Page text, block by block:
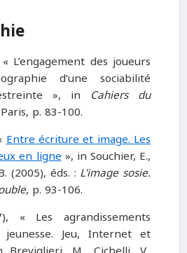
L’engagement des joueurs
d’une sociabilité
», in Cahiers du
p. 83-100.
Entre écriture et image. Les
en ligne», in Souchier, E.,
(2005), éds. : L'image sosie.
, p. 93-106.
« Les agrandissements
Jeu, Internet et